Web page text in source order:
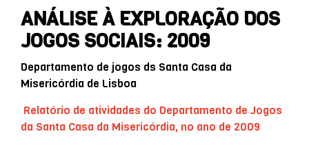
ANÁLISE À EXPLORAÇÃO DOS
JOGOS SOCIAIS: 2009
Departamento de jogos ds Santa Casa da
Misericórdia de Lisboa
Relatório de atividades do Departamento de Jogos
da Santa Casa da Misericórdia, no ano de 2009